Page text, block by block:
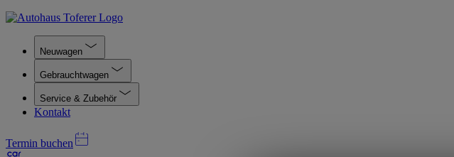
Neuwagen
Gebrauchtwagen
Service & Zubehör
Kontakt
Termin buchen